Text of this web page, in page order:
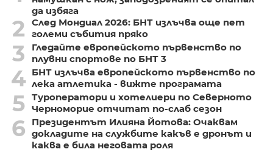
да избяга
2
След Мондиал 2026: БНТ излъчва още пет
големи събития пряко
3
Гледайте европейското първенство по
плувни спортове по БНТ 3
4 БНТ излъчва европейското първенство по
лека атлетика - вижте програмата
5 Туроператори и хотелиери по Северното
Черноморие отчитат по-слаб сезон
6
Президентът Илияна Йотова: Очаквам
докладите на службите какъв е дронът и
каква е била неговата роля